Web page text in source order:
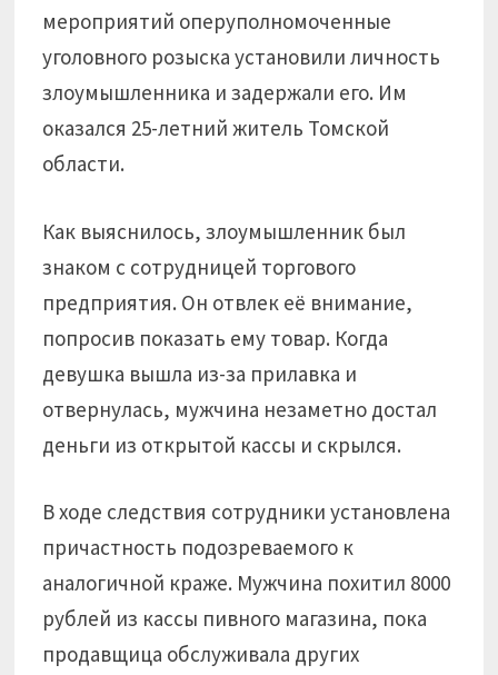
мероприятий оперуполномоченные
уголовного розыска установили личность
злоумышленника и задержали его. Им
оказался 25-летний житель Томской
области.
Как выяснилось, злоумышленник был
знаком с сотрудницей торгового
предприятия. Он отвлек её внимание,
попросив показать ему товар. Когда
девушка вышла из-за прилавка и
отвернулась, мужчина незаметно достал
деньги из открытой кассы и скрылся.
В ходе следствия сотрудники установлена
причастность подозреваемого к
аналогичной краже. Мужчина похитил 8000
рублей из кассы пивного магазина, пока
продавщица обслуживала других